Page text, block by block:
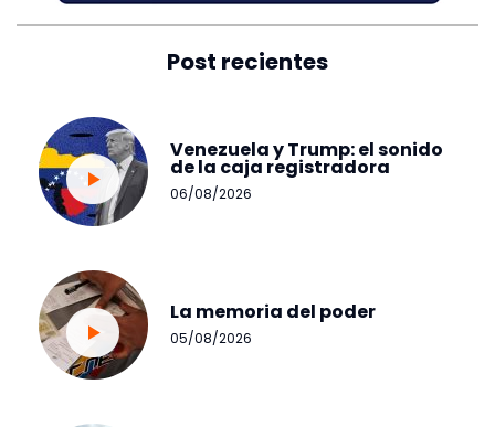
Post recientes
Venezuela y Trump: el sonido
de la caja registradora
06/08/2026
La memoria del poder
05/08/2026